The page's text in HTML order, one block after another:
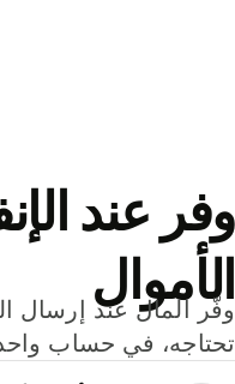
وفر عند
الأموال
تحتاجه، في حساب